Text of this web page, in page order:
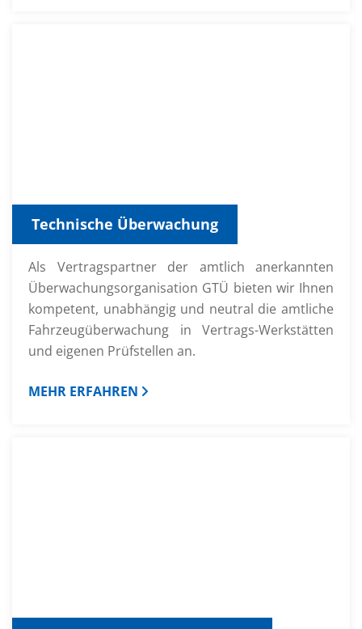
Technische Überwachung
Als Vertragspartner der amtlich anerkannten
Überwachungsorganisation GTÜ bieten wir Ihnen
kompetent, unabhängig und neutral die amtliche
Fahrzeugüberwachung in Vertrags-Werkstätten
und eigenen Prüfstellen an.
MEHR ERFAHREN